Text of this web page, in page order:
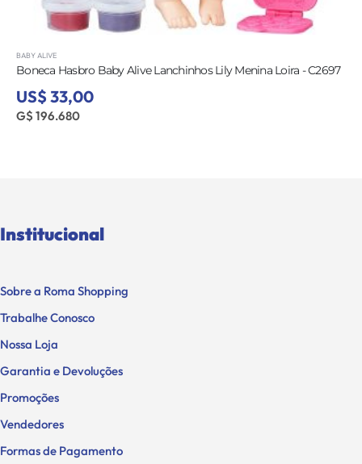
BABY ALIVE
Boneca Hasbro Baby Alive Lanchinhos Lily Menina Loira - C2697
US$ 33,00
G$ 196.680
Institucional
Sobre a Roma Shopping
Trabalhe Conosco
Nossa Loja
Garantia e Devoluções
Promoções
Vendedores
Formas de Pagamento